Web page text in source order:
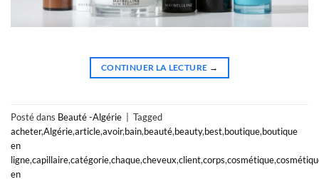
CONTINUER LA LECTURE →
Posté dans Beauté -Algérie
Tagged
acheter,Algérie,article,avoir,bain,beauté,beauty,best,boutique,boutique
en
ligne,capillaire,catégorie,chaque,cheveux,client,corps,cosmétique,
en